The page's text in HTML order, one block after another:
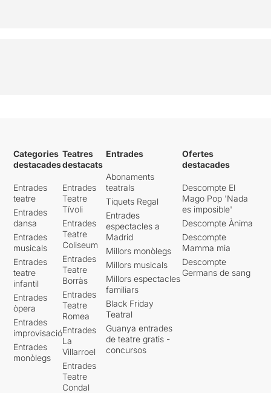
Categories
destacades
Entrades
teatre
Entrades
dansa
Entrades
musicals
Entrades
teatre
infantil
Entrades
òpera
Entrades
improvisació
Entrades
monòlegs
Teatres
destacats
Entrades
Teatre
Tívoli
Entrades
Teatre
Coliseum
Entrades
Teatre
Borràs
Entrades
Teatre
Romea
Entrades
La
Villarroel
Entrades
Teatre
Condal
Entrades
Abonaments
teatrals
Tiquets Regal
Entrades
espectacles a
Madrid
Millors monòlegs
Millors musicals
Millors espectacles
familiars
Black Friday
Teatral
Guanya entrades
de teatre gratis -
concursos
Ofertes
destacades
Descompte El
Mago Pop 'Nada
es imposible'
Descompte Ànima
Descompte
Mamma mia
Descompte
Germans de sang